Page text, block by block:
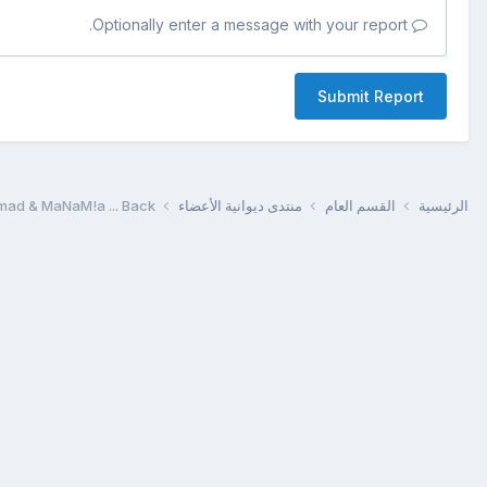
Submit Report
الرئيسية القسم العام منتدى ديوانية الأعضاء & MaNaM!a ... Back